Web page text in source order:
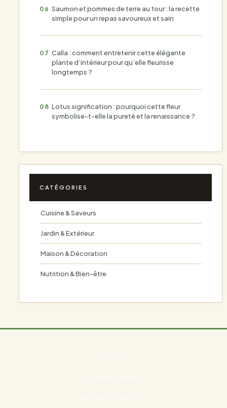
Saumon et pommes de terre au four : la recette
simple pour un repas savoureux et sain
Calla : comment entretenir cette élégante
plante d’intérieur pour qu’elle fleurisse
longtemps ?
Lotus signification : pourquoi cette fleur
symbolise-t-elle la pureté et la renaissance ?
CATÉGORIES
Cuisine & Saveurs
Jardin & Extérieur
Maison & Décoration
Nutrition & Bien-être